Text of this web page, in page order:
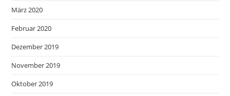
März 2020
Februar 2020
Dezember 2019
November 2019
Oktober 2019